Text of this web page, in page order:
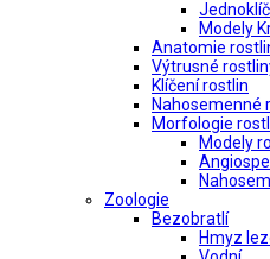
Modely
Anatomie
Výtrusné
Klíčení rostlin
Nahosemenné
Morfologie
Modely
Zoologie
Bezobratlí
Hmyz